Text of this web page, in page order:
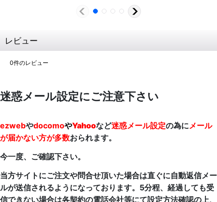
レビュー
0件のレビュー
迷惑メール設定にご注意下さい
ezwebやdocomoやYahooなど迷惑メール設定の為に メール
が届かない方が多数おられます。
今一度、ご確認下さい。
当方サイトにご注文や問合せ頂いた場合は直ぐに自動返信メー
ルが送信されるようになっております。5分程、経過しても受
信できない場合は各契約の電話会社等にて設定方法確認の上、